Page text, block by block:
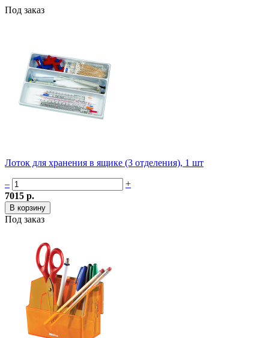
Под заказ
Лоток для хранения в ящике (3 отделения), 1 шт
–
+
7015 р.
Под заказ